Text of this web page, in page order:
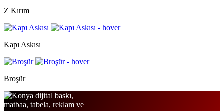
Z Kırım
Kapı Askısı
Broşür